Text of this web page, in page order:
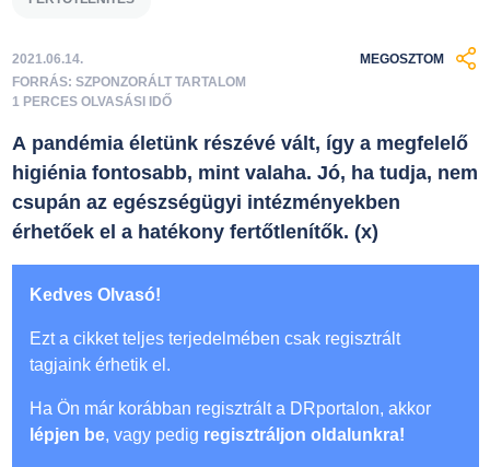
2021.06.14.
FORRÁS: SZPONZORÁLT TARTALOM
1 PERCES OLVASÁSI IDŐ
MEGOSZTOM
A pandémia életünk részévé vált, így a megfelelő
higiénia fontosabb, mint valaha. Jó, ha tudja, nem
csupán az egészségügyi intézményekben
érhetőek el a hatékony fertőtlenítők. (x)
Kedves Olvasó!
Ezt a cikket teljes terjedelmében csak regisztrált
tagjaink érhetik el.
Ha Ön már korábban regisztrált a DRportalon, akkor
lépjen be, vagy pedig regisztráljon oldalunkra!